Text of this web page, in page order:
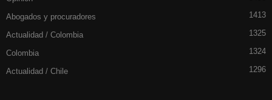
Abogados y procuradores 1413
Actualidad / Colombia 1325
Colombia 1324
Actualidad / Chile 1296